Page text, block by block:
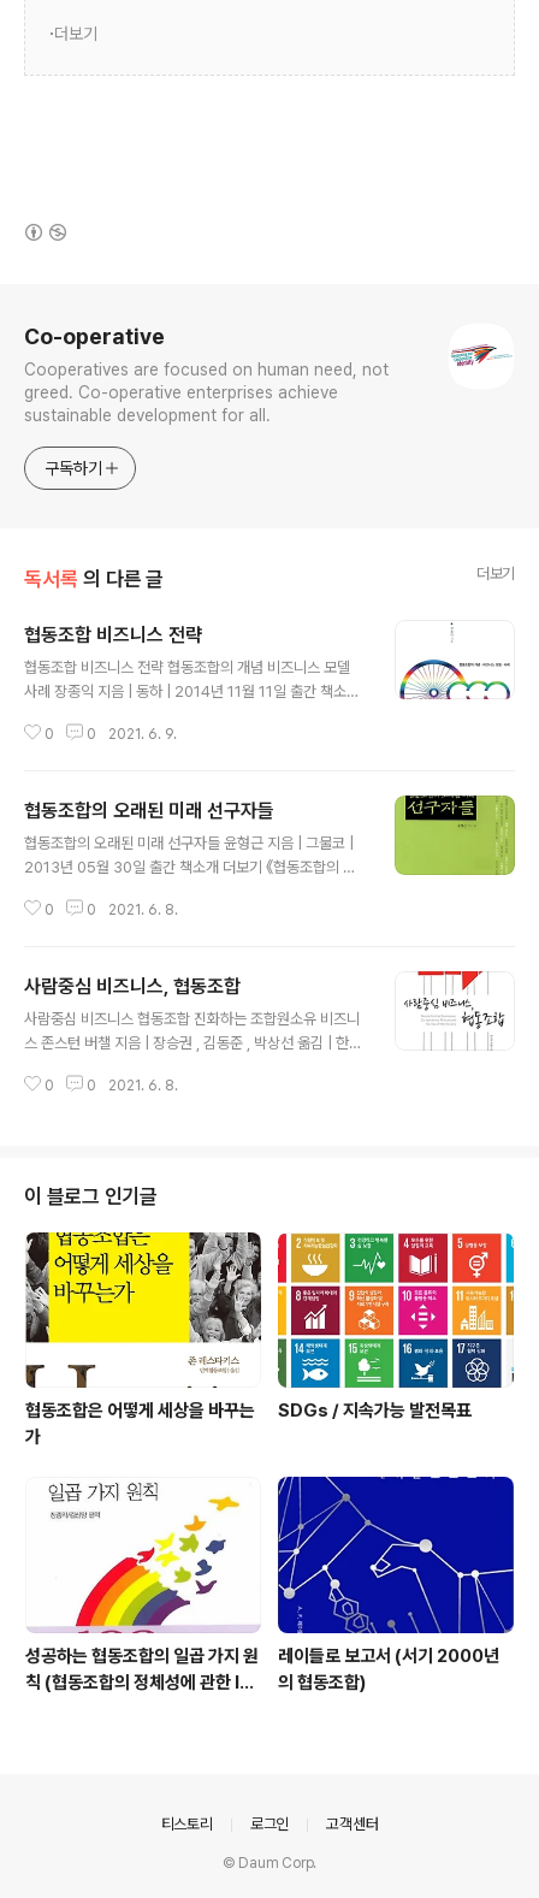
더보기
Co-operative
​Cooperatives are focused on human need, not
greed. Co-operative enterprises achieve
sustainable development for all.
구독하기
독서록 의 다른 글 더보기
협동조합 비즈니스 전략
협동조합 비즈니스 전략 협동조합의 개념 비즈니스 모델
사례 장종익 지음 | 동하 | 2014년 11월 11일 출간 책소개
형별 비즈니스 모델의 특징 및 성공조건, 그리고 성공 사례
들, 그리고 협동조합의 정책 담당자들이 협동조합에 관한
체계적인 인식을 갖도록 하여 협동조합의 실패 비용을 줄
이는데 기여하고자 집필되었다. 목차 더보기 제1장 왜 협동
대한 관심이 급증하는가 제2장 협동조합은 자본주의 체제
0 0 2021. 6. 9.
협동조합의 오래된 미래 선구자들
협동조합의 오래된 미래 선구자들 윤형근 지음 | 그물코 |
2013년 05월 30일 출간 책소개 더보기 《협동조합의 오
와 사상을 갈무리하고, 그들의 자취를 통해 지금의 협동조
운동의 내용을 인물 중심으로 망라한 이 책은 협동조합운
동의 역사를 종횡으로 촘촘히 엮어 보여준다. 책을 엮고 쓴
윤형근은 1980년대 중반 한살림모임에서 일을 시작한 뒤
의 실천가이면서 끊임없이 사상의 정신과 그 뿌리를 탐색
0 0 2021. 6. 8.
사람중심 비즈니스, 협동조합
사람중심 비즈니스 협동조합 진화하는 조합원소유 비즈니
스 존스턴 버챌 지음 | 장승권 , 김동준 , 박상선 옮김 | 한울
하는 조합원소유 비즈니스『사람중심 비즈니스, 협동조합』.
하고 있다. 협동조합을 조합원소유 비즈니스라는 관점으로
접근하고, 조합원제도의 중요성을 강조한다. 목차 더보기
한국어판 서문 옮긴이의 말 제1장 _ 사람중심 비즈니스 관
점 / 무엇을 보는가? / 소유권이 중요한가? / 조합원소유 부
문이 얼마나 중요한가? / 다양성의 장점 / MOB는 위기에
강하다 / 책의 구..
0 0 2021. 6. 8.
이 블로그 인기글
협동조합은 어떻게 세상을 바꾸는
가
SDGs / 지속가능 발전목표
성공하는 협동조합의 일곱 가지 원
칙 (협동조합의 정체성에 관한 IC
레이들로 보고서 (서기 2000년
의 협동조합)
티스토리 로그인 고객센터
© Daum Corp.